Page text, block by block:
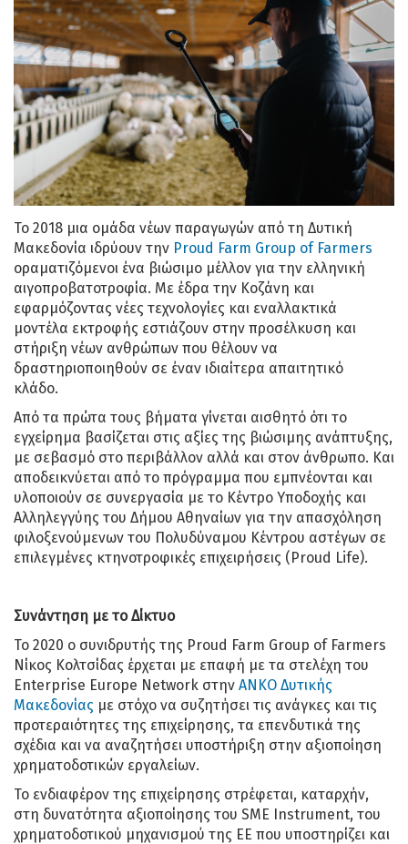
Το 2018 μια ομάδα νέων παραγωγών από τη Δυτική
Μακεδονία ιδρύουν την Proud Farm Group of Farmers
οραματιζόμενοι ένα βιώσιμο μέλλον για την ελληνική
αιγοπροβατοτροφία. Με έδρα την Κοζάνη και
εφαρμόζοντας νέες τεχνολογίες και εναλλακτικά
μοντέλα εκτροφής εστιάζουν στην προσέλκυση και
στήριξη νέων ανθρώπων που θέλουν να
δραστηριοποιηθούν σε έναν ιδιαίτερα απαιτητικό
κλάδο.
Από τα πρώτα τους βήματα γίνεται αισθητό ότι το
εγχείρημα βασίζεται στις αξίες της βιώσιμης ανάπτυξης,
με σεβασμό στο περιβάλλον αλλά και στον άνθρωπο. Και
αποδεικνύεται από το πρόγραμμα που εμπνέονται και
υλοποιούν σε συνεργασία με το Κέντρο Υποδοχής και
Αλληλεγγύης του Δήμου Αθηναίων για την απασχόληση
φιλοξενούμενων του Πολυδύναμου Κέντρου αστέγων σε
επιλεγμένες κτηνοτροφικές επιχειρήσεις (Proud Life).
Συνάντηση με το Δίκτυο
Το 2020 ο συνιδρυτής της Proud Farm Group of Farmers
Νίκος Κολτσίδας έρχεται με επαφή με τα στελέχη του
Enterprise Europe Network στην ΑΝΚΟ Δυτικής
Μακεδονίας με στόχο να συζητήσει τις ανάγκες και τις
προτεραιότητες της επιχείρησης, τα επενδυτικά της
σχέδια και να αναζητήσει υποστήριξη στην αξιοποίηση
χρηματοδοτικών εργαλείων.
Το ενδιαφέρον της επιχείρησης στρέφεται, καταρχήν,
στη δυνατότητα αξιοποίησης του SME Instrument, του
χρηματοδοτικού μηχανισμού της ΕΕ που υποστηρίζει και